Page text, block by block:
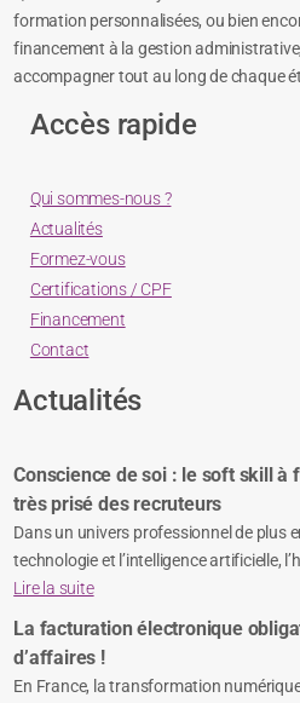
formation personnalisées, ou bien
financement à la gestion
accompagner tout au long de chaque
Accès rapide
Qui sommes-nous ?
Actualités
Formez-vous
Certifications / CPF
Financement
Contact
Actualités
Conscience de soi : le soft skill à
très prisé des recruteurs
Dans un univers professionnel de plus
technologie et l’intelligence artificielle,
Lire la suite
La facturation électronique
d’affaires !
En France, la transformation